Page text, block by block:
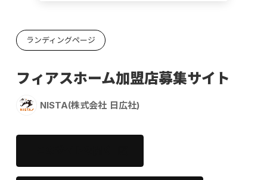
ランディングページ
フィアスホーム加盟店募集サイト
NISTA(株式会社 日広社)